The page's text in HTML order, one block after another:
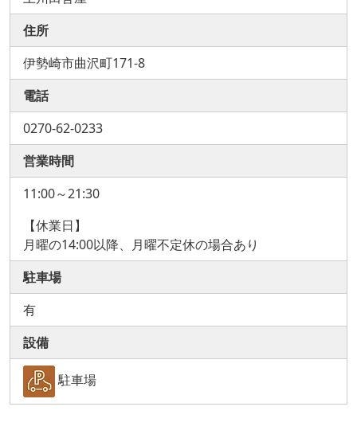
住所
伊勢崎市曲沢町171-8
電話
0270-62-0233
営業時間
11:00～21:30
【休業日】
月曜の14:00以降、月曜不定休の場合あり
駐車場
有
設備
駐車場